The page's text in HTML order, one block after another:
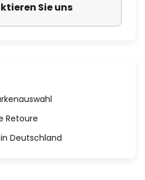
Sie uns
Retoure
in Deutschland